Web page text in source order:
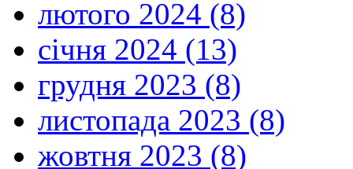
лютого 2024 (8)
січня 2024 (13)
грудня 2023 (8)
листопада 2023 (8)
жовтня 2023 (8)